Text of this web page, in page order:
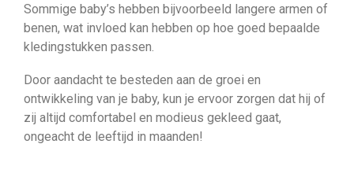
Sommige baby’s hebben bijvoorbeeld langere armen of
benen, wat invloed kan hebben op hoe goed bepaalde
kledingstukken passen.
Door aandacht te besteden aan de groei en
ontwikkeling van je baby, kun je ervoor zorgen dat hij of
zij altijd comfortabel en modieus gekleed gaat,
ongeacht de leeftijd in maanden!